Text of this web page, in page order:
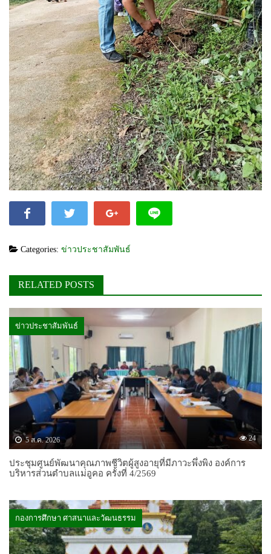
Categories: ข่าวประชาสัมพันธ์
RELATED POSTS
ข่าวประชาสัมพันธ์
5 ส.ค. 2026 24
ประชุมศูนย์พัฒนาคุณภาพชีวิตผู้สูงอายุที่มีภาวะพึ่งพิง องค์การ
บริหารส่วนตำบลแม่อูคอ ครั้งที่ 4/2569
กองการศึกษา ศาสนาและวัฒนธรรม